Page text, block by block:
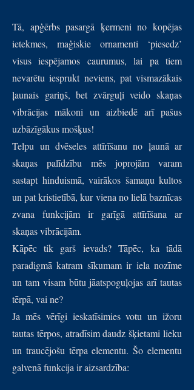
Tā, apģērbs pasargā ķermeni no kopējas
ietekmes, maģiskie ornamenti ‘piesedz’
visus iespējamos caurumus, lai pa tiem
nevarētu iesprukt neviens, pat vismazākais
ļaunais gariņš, bet zvārguļi veido skaņas
vibrācijas mākoni un aizbiedē arī pašus
uzbāzīgākus mošķus!
Telpu un dvēseles attīrīšanu no ļaunā ar
skaņas palīdzību mēs joprojām varam
sastapt hinduismā, vairākos šamaņu kultos
un pat kristietībā, kur viena no lielā baznīcas
zvana funkcijām ir garīgā attīrīšana ar
skaņas vibrācijām.
Kāpēc tik garš ievads? Tāpēc, ka tādā
paradigmā katram sīkumam ir iela nozīme
un tam visam būtu jāatspoguļojas arī tautas
tērpā, vai ne?
Ja mēs vērīgi ieskatīsimies votu un ižoru
tautas tērpos, atradīsim daudz šķietami lieku
un traucējošu tērpa elementu. Šo elementu
galvenā funkcija ir aizsardzība: